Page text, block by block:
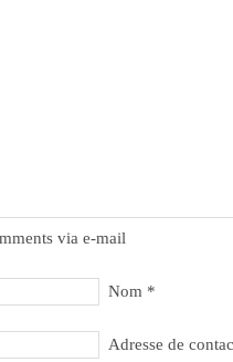
via e-mail
Nom *
Adresse de